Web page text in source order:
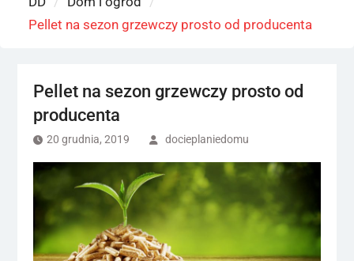
Pellet na sezon grzewczy prosto od producenta
Pellet na sezon grzewczy prosto od
producenta
20 grudnia, 2019 docieplaniedomu